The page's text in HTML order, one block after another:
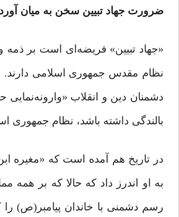
ضرورت جهاد تبیین سخن به میان
«جهاد تبیین» فریضه‌ای است بر
نظام مقدس جمهوری اسلامی
دشمنان دین و انقلاب «وارونه‌نمایی
بالندگی داشته باشد، نظام جمهوری
در تاریخ هم آمده است که «مغیره
به او اندرز داد که حالا که بر همه
رسم دشمنی با خاندان پیامبر(ص) را